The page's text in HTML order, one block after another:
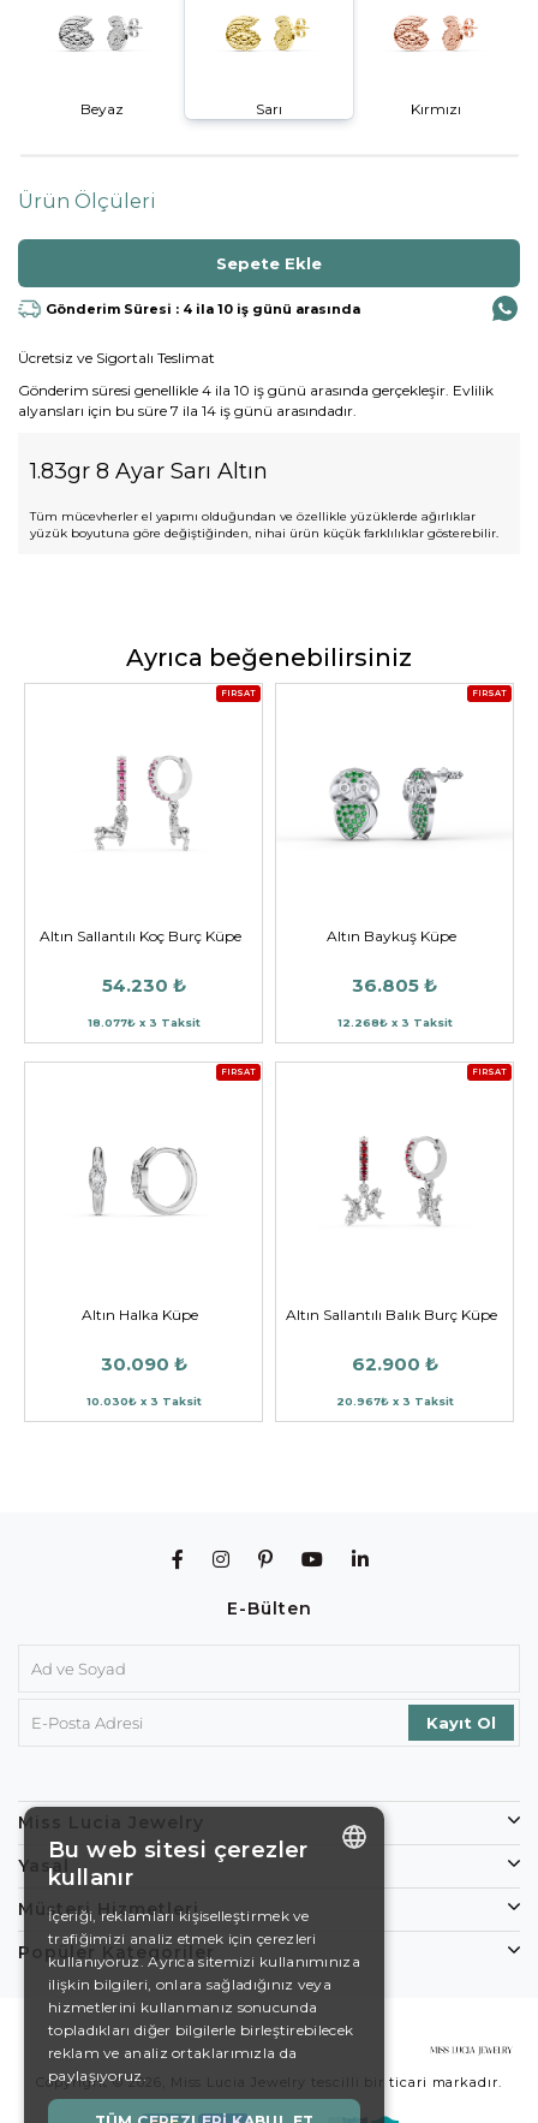
Beyaz Sarı Kırmızı
Ürün Ölçüleri
Gönderim Süresi : 4 ila 10 iş günü arasında
Ücretsiz ve Sigortalı Teslimat
Gönderim süresi genellikle 4 ila 10 iş günü arasında gerçekleşir. Evlilik
alyansları için bu süre 7 ila 14 iş günü arasındadır.
1.83gr 8 Ayar Sarı Altın
Tüm mücevherler el yapımı olduğundan ve özellikle yüzüklerde ağırlıklar
yüzük boyutuna göre değiştiğinden, nihai ürün küçük farklılıklar gösterebilir.
Ayrıca beğenebilirsiniz
FIRSAT
Altın Sallantılı Koç Burç Küpe
54.230 ₺
18.077₺ x 3 Taksit
FIRSAT
Altın Baykuş Küpe
36.805 ₺
12.268₺ x 3 Taksit
FIRSAT
Altın Halka Küpe
30.090 ₺
10.030₺ x 3 Taksit
FIRSAT
Altın Sallantılı Balık Burç Küpe
62.900 ₺
20.967₺ x 3 Taksit
E-Bülten
Miss Lucia Jewelry
Yasal
Müşteri Hizmetleri
Popüler Kategoriler
Copyright © 2026, Miss Lucia Jewelry tescilli bir ticari markadır.
DE
EN
SWEDISH
TURKISH
Bu web sitesi çerezler
kullanır
İçeriği, reklamları kişiselleştirmek ve
trafiğimizi analiz etmek için çerezleri
kullanıyoruz. Ayrıca sitemizi kullanımınıza
ilişkin bilgileri, onlara sağladığınız veya
hizmetlerini kullanmanız sonucunda
topladıkları diğer bilgilerle birleştirebilecek
reklam ve analiz ortaklarımızla da
paylaşıyoruz.